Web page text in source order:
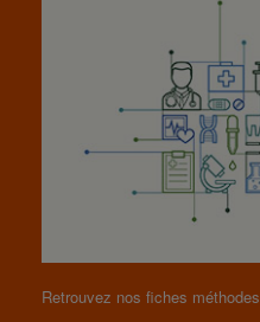
Retrouvez nos fiches